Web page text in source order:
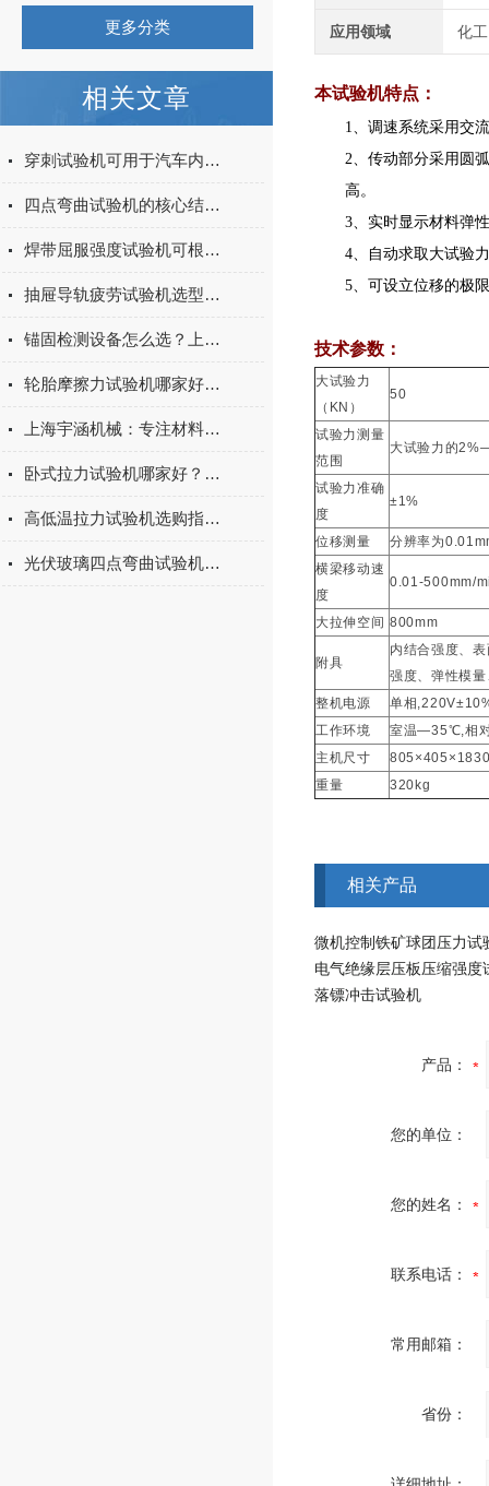
更多分类
相关文章
穿刺试验机可用于汽车内饰表皮、防撞缓冲材料得性能测试
四点弯曲试验机的核心结构与工作原理特点
焊带屈服强度试验机可根据不同标准和试验需求调整试验条件
抽屉导轨疲劳试验机选型指南：如何量化评估家具五金的耐用性
锚固检测设备怎么选？上海宇涵膨胀螺丝拉拔试验机品牌评测
轮胎摩擦力试验机哪家好？上海宇涵试验机综合评测
上海宇涵机械：专注材料力学检测，电池片拉力试验机助力光伏品质管控
卧式拉力试验机哪家好？2026年国产实力厂家实测推荐
高低温拉力试验机选购指南：聚焦上海宇涵的技术实力与可靠方案
光伏玻璃四点弯曲试验机的重要性
应用领域 化
本试验机特点：
1、调速系统采用交流
2、传动部分采用圆弧
高。
3、实时显示材料弹性
4、自动求取大试验力
5、可设立位移的极限
技术参数：
大试验力
（ KN ）
50
试验力测量
范围
大试验力的
试验力准确
度
±1%
位移测量 分辨率为
横梁移动速
度
0.01-500mm/
大拉伸空间 800mm
附具
内结合强度、
强度、弹性模
整机电源
单相
工作环境
室温—35℃,相
主机尺寸
重量
320kg
相关产品
微机控制铁矿球团压力试
电气绝缘层压板压缩强度
落镖冲击试验机
产品：
您的单位：
您的姓名：
联系电话：
常用邮箱：
省份：